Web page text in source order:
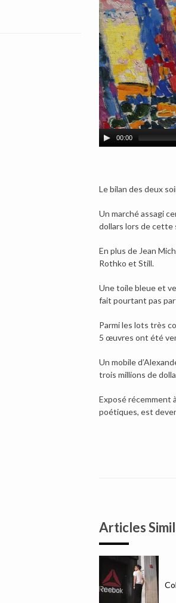
00:00
Le bilan des deux
Un marché assagi
dollars lors de cette
En plus de Jean
Rothko et Still.
Une toile bleue et
fait pourtant pas
Parmi les lots très
5 œuvres ont été
Un mobile
trois millions de
Exposé récemment
poétiques, est
Articles